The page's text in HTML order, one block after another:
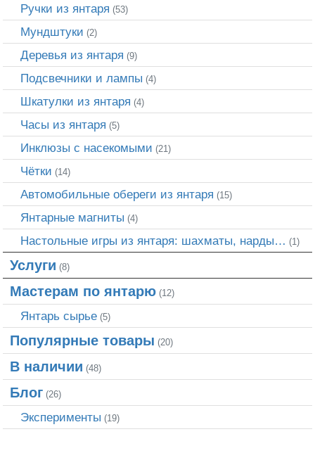
Ручки из янтаря (53)
Мундштуки (2)
Деревья из янтаря (9)
Подсвечники и лампы (4)
Шкатулки из янтаря (4)
Часы из янтаря (5)
Инклюзы с насекомыми (21)
Чётки (14)
Автомобильные обереги из янтаря (15)
Янтарные магниты (4)
Настольные игры из янтаря: шахматы, нарды… (1)
Услуги (8)
Мастерам по янтарю (12)
Янтарь сырье (5)
Популярные товары (20)
В наличии (48)
Блог (26)
Эксперименты (19)